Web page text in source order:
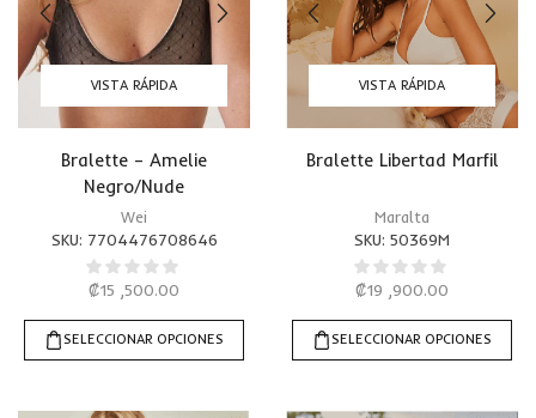
VISTA RÁPIDA
Bralette – Amelie
Negro/Nude
Wei
SKU: 7704476708646
₡15 ,500.00
SELECCIONAR OPCIONES
VISTA RÁPIDA
Bralette Libertad Marfil
Maralta
SKU: 50369M
₡19 ,900.00
SELECCIONAR OPCIONES